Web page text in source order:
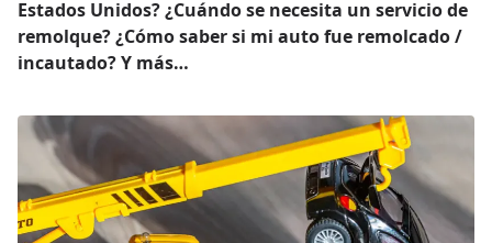
Estados Unidos? ¿Cuándo se necesita un servicio de
remolque? ¿Cómo saber si mi auto fue remolcado /
incautado? Y más…